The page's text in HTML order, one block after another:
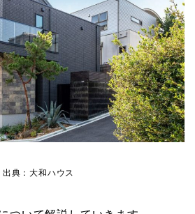
出典：大和ハウス